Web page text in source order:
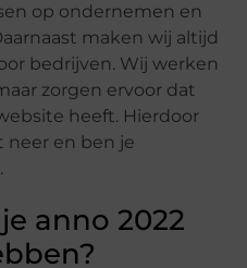
op ondernemen en
maken wij altijd
bedrijven. Wij werken
zorgen ervoor dat
heeft. Hierdoor
neer en ben je
anno 2022